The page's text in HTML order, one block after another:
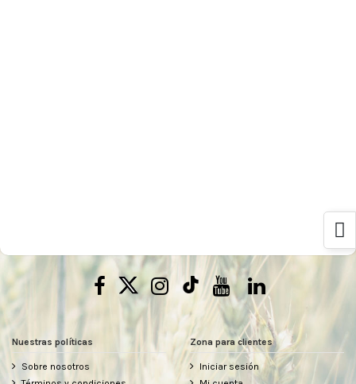
Nuestras políticas
Sobre nosotros
Zona para clientes
Iniciar sesión